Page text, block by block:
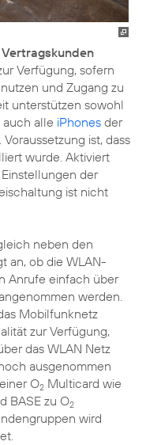
Vertragskunden
Verfügung, sofern
und Zugang zu
unterstützen sowohl
auch alle iPhones der
ist, dass
wurde. Aktiviert
der
ist nicht
neben den
an, ob die WLAN-
Anrufe einfach über
werden.
Mobilfunknetz
zur Verfügung,
das WLAN Netz
ausgenommen
O2 Multicard wie
BASE zu O2
wird